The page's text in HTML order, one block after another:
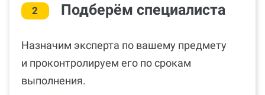
2 Подберём специалиста
Назначим эксперта по вашему предмету
и проконтролируем его по срокам
выполнения.